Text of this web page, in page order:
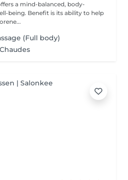
a mind-balanced, body-
ability to help
(Full body)